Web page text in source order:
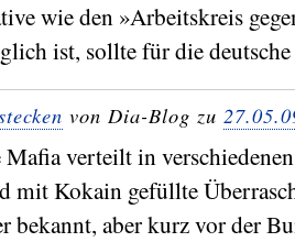
wie den »Arbeitskreis
ist, sollte für die
von Dia-Blog zu
verteilt in
mit Kokain gefüllte
bekannt, aber kurz vor der